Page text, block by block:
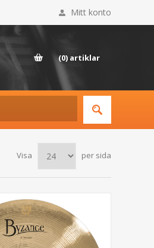
Mitt konto
(0) artiklar
Visa per sida